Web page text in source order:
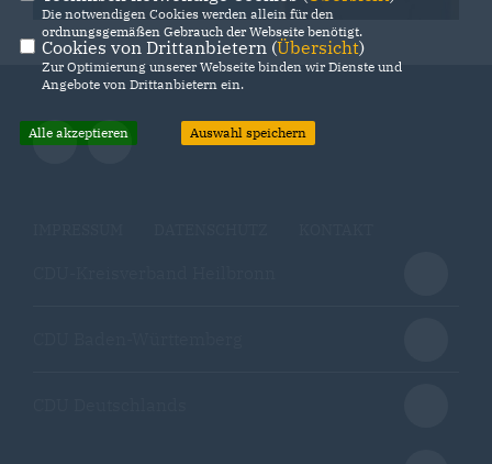
Die notwendigen Cookies werden allein für den
ordnungsgemäßen Gebrauch der Webseite benötigt.
Cookies von Drittanbietern (Übersicht)
Zur Optimierung unserer Webseite binden wir Dienste und
Angebote von Drittanbietern ein.
Alle akzeptieren Auswahl speichern